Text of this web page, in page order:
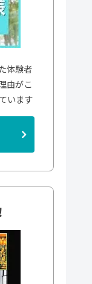
体験者
由がこ
います